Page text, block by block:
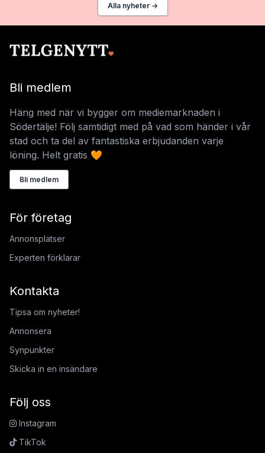
Alla nyheter →
Bli medlem
Häng med när vi bygger om mediemarknaden i
Södertälje! Följ samtidigt med på vad som händer i vår
stad och ta del av fantastiska erbjudanden varje
löning. Helt gratis 🧡
Bli medlem
För företag
Annonsplatser
Experten förklarar
Kontakta
Tipsa om nyheter!
Annonsera
Synpunkter
Skicka in en insändare
Följ oss
Instagram
TikTok